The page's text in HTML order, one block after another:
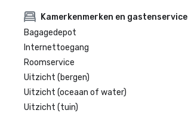
Kamerkenmerken en gastenservice
Bagagedepot
Internettoegang
Roomservice
Uitzicht (bergen)
Uitzicht (oceaan of water)
Uitzicht (tuin)